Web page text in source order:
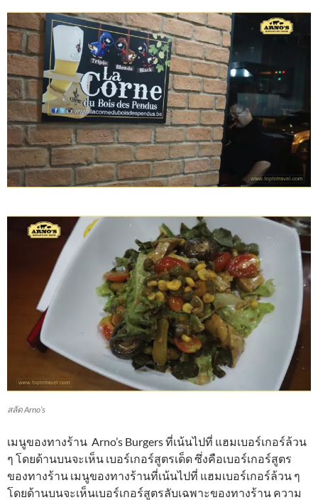
สลัด Arno’s
เมนูของทางร้าน Arno’s Burgers ที่เน้นไปที่ แฮมเบอร์เกอร์ล้วน
ๆ โดยด้านบนจะเห็น เบอร์เกอร์สูตรเด็ด ซึ่งคือเบอร์เกอร์สูตร
ของทางร้าน เมนูของทางร้านที่เน้นไปที่ แฮมเบอร์เกอร์ล้วน ๆ
โดยด้านบนจะเห็นเบอร์เกอร์สูตรลับเฉพาะของทางร้าน ความ